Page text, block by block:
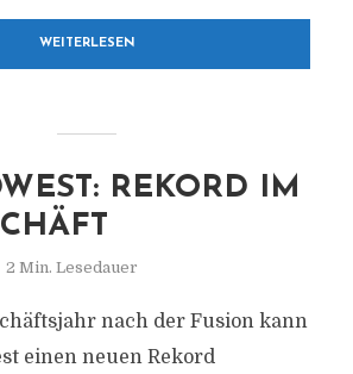
WEITERLESEN
REKORD IM
2 Min. Lesedauer
nach der Fusion kann
einen neuen Rekord